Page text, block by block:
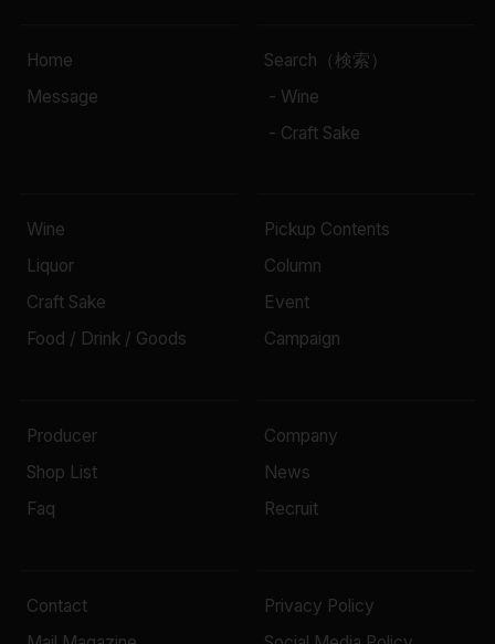
Home
Message
Search（検索）
- Wine
- Craft Sake
Wine
Liquor
Craft Sake
Food / Drink / Goods
Pickup Contents
Column
Event
Campaign
Producer
Shop List
Faq
Company
News
Recruit
Contact
Privacy Policy